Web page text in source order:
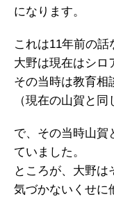
になります。
これは11年前の話
大野は現在はシロ
その当時は教育相
（現在の山賀と同
で、その当時山賀
ていました。
ところが、大野は
気づかないくせに